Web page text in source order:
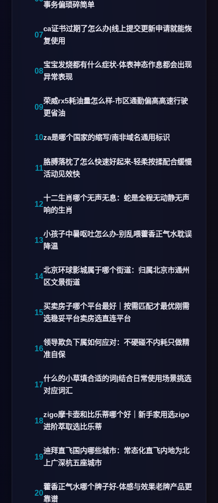
事务偏琐碎简单
ca证书过期了怎么办|线上提交更新申请就能恢
复使用
宝宝发烧都有什么症状-体表神态作息都会出现
异常表现
荣威rx5耗油量怎么样-市区通勤偏高高速行驶
更省油
za是哪个国家的缩写/南非域名通用标识
胳膊落枕了怎么快速好起来-轻柔按揉配合缓慢
活动见效快
十二生肖哪个无声无息：蛇是全程无动静无声
响的生肖
小孩子中暑呕吐怎么办-别乱喂藿香正气水耽误
降温
北京环球影城属于哪个街道：归属北京市通州
区文景街道
买卖房子哪个平台最好｜按需匹配才最优刚需
选稳妥平台卖房选直连平台
领导欺负下属如何应对：不硬碰不内耗只做精
准自保
什么的小草填合适的词|结合日常使用场景挑选
对应词汇
zigo摩卡壶和比乐蒂哪个好｜新手家用选zigo
进阶萃取选比乐蒂
迪拜直飞国内哪些城市：常态化直飞内地为北
上广深杭五座城市
藿香正气水哪个牌子好-体感与效果老牌产品更
靠谱